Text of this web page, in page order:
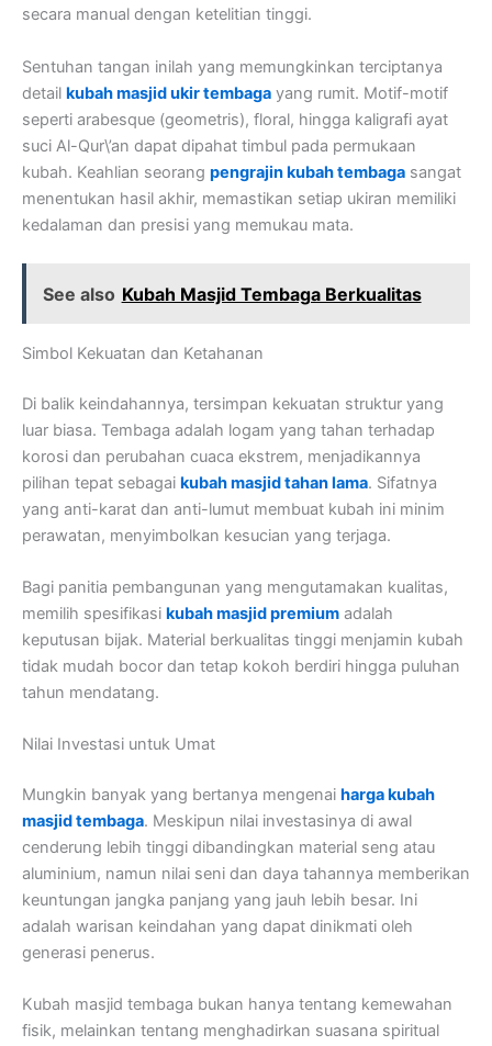
secara manual dengan ketelitian tinggi.
Sentuhan tangan inilah yang memungkinkan terciptanya
detail kubah masjid ukir tembaga yang rumit. Motif-motif
seperti arabesque (geometris), floral, hingga kaligrafi ayat
suci Al-Qur\’an dapat dipahat timbul pada permukaan
kubah. Keahlian seorang pengrajin kubah tembaga sangat
menentukan hasil akhir, memastikan setiap ukiran memiliki
kedalaman dan presisi yang memukau mata.
See also Kubah Masjid Tembaga Berkualitas
Simbol Kekuatan dan Ketahanan
Di balik keindahannya, tersimpan kekuatan struktur yang
luar biasa. Tembaga adalah logam yang tahan terhadap
korosi dan perubahan cuaca ekstrem, menjadikannya
pilihan tepat sebagai kubah masjid tahan lama. Sifatnya
yang anti-karat dan anti-lumut membuat kubah ini minim
perawatan, menyimbolkan kesucian yang terjaga.
Bagi panitia pembangunan yang mengutamakan kualitas,
memilih spesifikasi kubah masjid premium adalah
keputusan bijak. Material berkualitas tinggi menjamin kubah
tidak mudah bocor dan tetap kokoh berdiri hingga puluhan
tahun mendatang.
Nilai Investasi untuk Umat
Mungkin banyak yang bertanya mengenai harga kubah
masjid tembaga. Meskipun nilai investasinya di awal
cenderung lebih tinggi dibandingkan material seng atau
aluminium, namun nilai seni dan daya tahannya memberikan
keuntungan jangka panjang yang jauh lebih besar. Ini
adalah warisan keindahan yang dapat dinikmati oleh
generasi penerus.
Kubah masjid tembaga bukan hanya tentang kemewahan
fisik, melainkan tentang menghadirkan suasana spiritual